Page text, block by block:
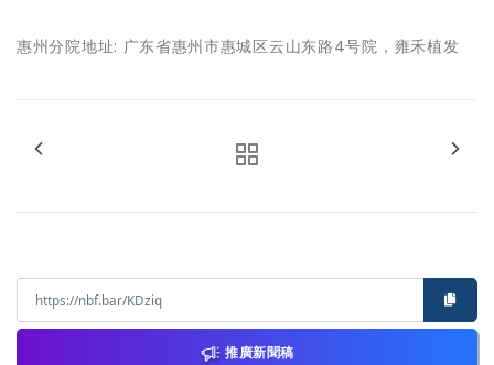
惠州分院地址: 广东省惠州市惠城区云山东路4号院，雍禾植发
推廣新聞稿